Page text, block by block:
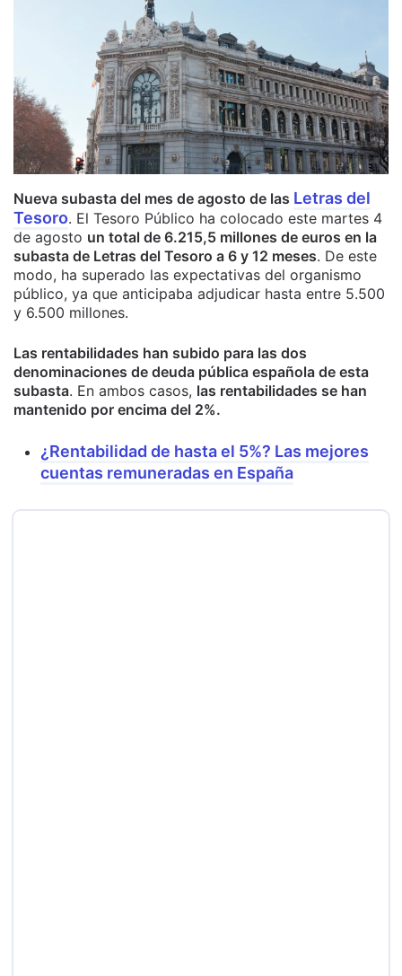
Nueva subasta del mes de agosto de las Letras del
Tesoro. El Tesoro Público ha colocado este martes 4
de agosto un total de 6.215,5 millones de euros en la
subasta de Letras del Tesoro a 6 y 12 meses. De este
modo, ha superado las expectativas del organismo
público, ya que anticipaba adjudicar hasta entre 5.500
y 6.500 millones.
Las rentabilidades han subido para las dos
denominaciones de deuda pública española de esta
subasta. En ambos casos, las rentabilidades se han
mantenido por encima del 2%.
¿Rentabilidad de hasta el 5%? Las mejores
cuentas remuneradas en España